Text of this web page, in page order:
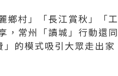
鄉村」「長江賞秋」「工
，常州「讀城」行動還同
的模式吸引大眾走出家